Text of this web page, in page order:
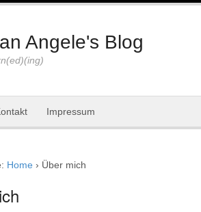
Angele's Blog
Impressum
Home › Über mich